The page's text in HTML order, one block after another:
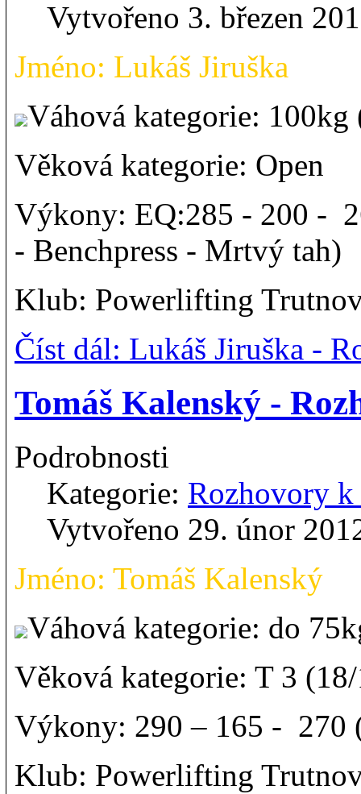
Vytvořeno 3. březen
Jméno: Lukáš Jiruška
Váhová kategorie:
Věková kategorie: Open
Výkony: EQ:285 - 200 -
- Benchpress - Mrtvý tah)
Klub: Powerlifting
Číst dál: Lukáš Jiruška -
Tomáš Kalenský -
Podrobnosti
Kategorie: Rozhovory
Vytvořeno 29. únor
Jméno: Tomáš Kalenský
Váhová kategorie: do
Věková kategorie: T 3
Výkony: 290 – 165 - 270
Klub: Powerlifting